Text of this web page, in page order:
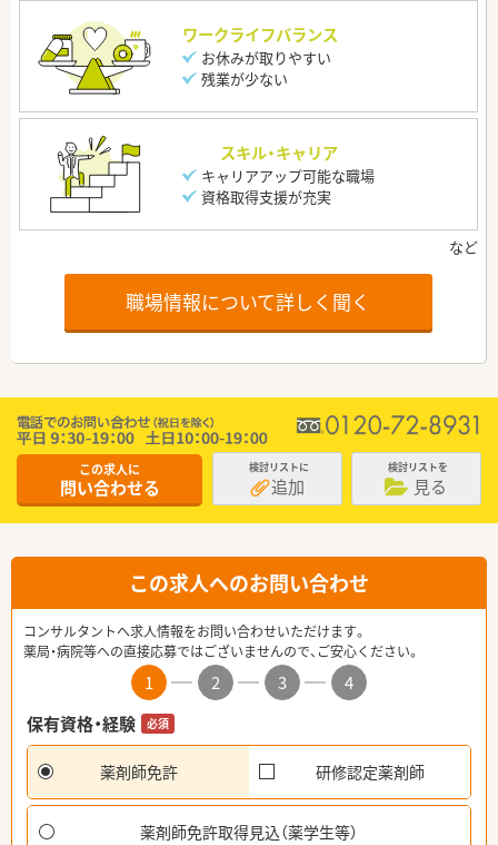
ワークライフバランス
お休みが取りやすい
残業が少ない
スキル・キャリア
キャリアアップ可能な職場
資格取得支援が充実
職場情報について詳しく聞く
この求人に
問い合わせる
検討リストに
追加
検討リストを
見る
この求人へのお問い合わせ
コンサルタントへ求人情報をお問い合わせいただけます。
薬局・病院等への直接応募ではございませんので、ご安心ください。
1 2 3
4
保有資格・経験
必須
薬剤師免許 研修認定薬剤師
薬剤師免許取得見込（薬学生等）